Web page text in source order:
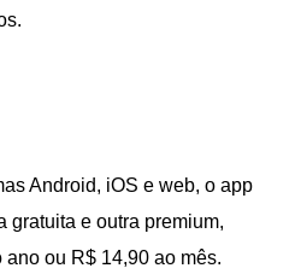
Android, iOS e web, o app
gratuita e outra premium,
ou R$ 14,90 ao mês.